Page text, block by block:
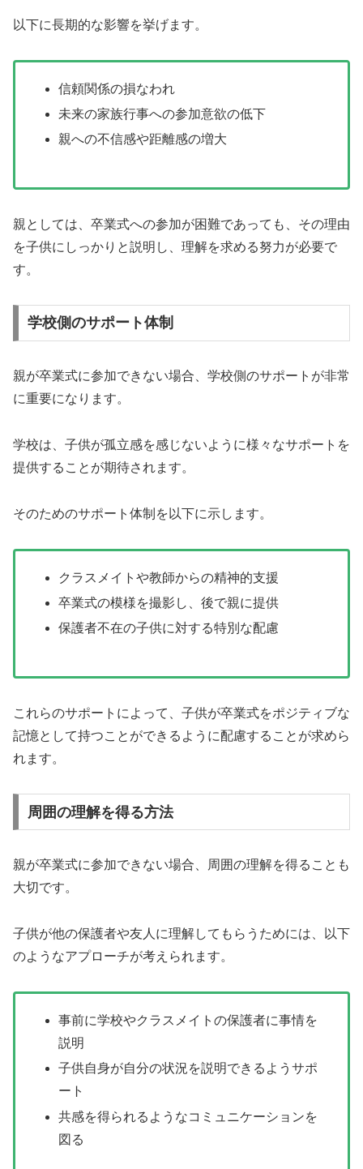
以下に長期的な影響を挙げます。
信頼関係の損なわれ
未来の家族行事への参加意欲の低下
親への不信感や距離感の増大
親としては、卒業式への参加が困難であっても、その理由
を子供にしっかりと説明し、理解を求める努力が必要で
す。
学校側のサポート体制
親が卒業式に参加できない場合、学校側のサポートが非常
に重要になります。
学校は、子供が孤立感を感じないように様々なサポートを
提供することが期待されます。
そのためのサポート体制を以下に示します。
クラスメイトや教師からの精神的支援
卒業式の模様を撮影し、後で親に提供
保護者不在の子供に対する特別な配慮
これらのサポートによって、子供が卒業式をポジティブな
記憶として持つことができるように配慮することが求めら
れます。
周囲の理解を得る方法
親が卒業式に参加できない場合、周囲の理解を得ることも
大切です。
子供が他の保護者や友人に理解してもらうためには、以下
のようなアプローチが考えられます。
事前に学校やクラスメイトの保護者に事情を
説明
子供自身が自分の状況を説明できるようサポ
ート
共感を得られるようなコミュニケーションを
図る